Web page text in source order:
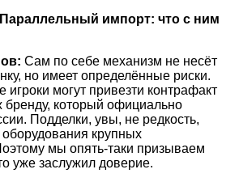
Параллельный импорт: что с ним
Сам по себе механизм не несёт
но имеет определённые риски.
могут привезти контрафакт
бренду, который официально
Подделки, увы, не редкость,
крупных
мы опять-таки призываем
уже заслужил доверие.